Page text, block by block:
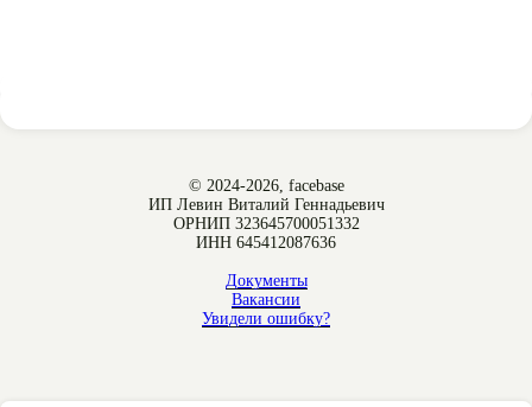
© 2024-2026, facebase
ИП Левин Виталий Геннадьевич
ОРНИП 323645700051332
ИНН 645412087636
Документы
Вакансии
Увидели ошибку?